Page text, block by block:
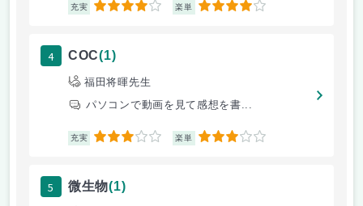
充実 4 楽単 4
4 COC(1)
福田将暉先生
パソコンで動画を見て感想を書...
充実 3 楽単 3
5 微生物(1)